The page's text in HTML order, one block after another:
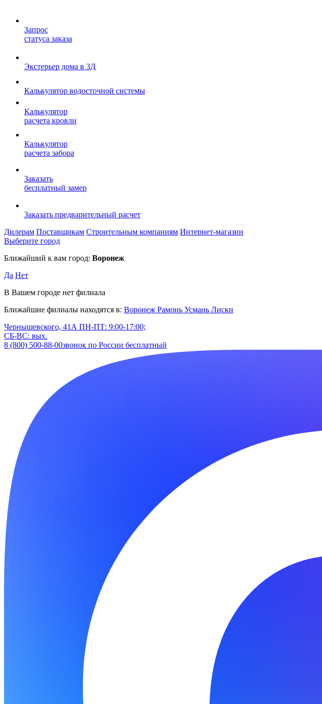
Запрос
статуса заказа
Экстерьер дома в 3Д
Калькулятор водосточной системы
Калькулятор
расчета кровли
Калькулятор
расчета забора
Заказать
бесплатный замер
Заказать предварительный расчет
Дилерам Поставщикам Строительным компаниям Интернет-магазин
Выберите город
Ближайший к вам город: Воронеж
Да Нет
В Вашем городе нет филиала
Ближайшие филиалы находятся в: Воронеж Рамонь Усмань Лиски
Чернышевского, 41А ПН-ПТ: 9:00-17:00;
СБ-ВС: вых.
8 (800) 500-88-00звонок по России бесплатный